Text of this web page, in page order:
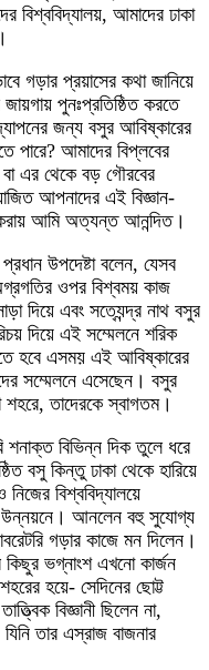
বিশ্ববিদ্যালয়, আমাদের ঢাকা
গড়ার প্রয়াসের কথা জানিয়ে
জায়গায় পুনঃপ্রতিষ্ঠিত করতে
জন্য বসুর আবিষ্কারের
পারে? আমাদের বিপ্লবের
বা এর থেকে বড় গৌরবের
আপনাদের এই বিজ্ঞান-
আমি অত্যন্ত আনন্দিত।
উপদেষ্টা বলেন, যেসব
ওপর বিশ্বময় কাজ
দিয়ে এবং সত্যেন্দ্র নাথ বসুর
দিয়ে এই সম্মেলনে শরিক
হবে এসময় এই আবিষ্কারের
সম্মেলনে এসেছেন। বসুর
শহরে, তাদেরকে স্বাগতম।
শনাক্ত বিভিন্ন দিক তুলে ধরে
বসু কিন্তু ঢাকা থেকে হারিয়ে
বিশ্ববিদ্যালয়ে
উন্নয়নে। আনলেন বহু সুযোগ্য
গড়ার কাজে মন দিলেন।
কিছুর ভগ্নাংশ এখনো কার্জন
হয়ে- সেদিনের ছোট্ট
বিজ্ঞানী ছিলেন না,
তার এস্রাজ বাজনার